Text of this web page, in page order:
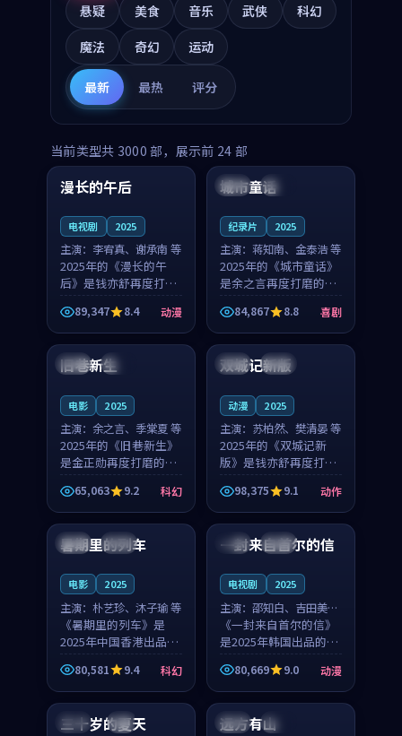
悬疑
美食 音乐 武侠
科幻
魔法
奇幻 运动
最新 最热 评分
当前类型共 3000 部，展示前 24 部
中国 高分
99:16
漫长的午后
电视剧 2025
主演： 李宥真、谢承南 等
2025年的《漫长的午
后》是钱亦舒再度打磨
的动漫佳作。中国大陆
的取景与海岛日常的氛
围相互成就，李宥真与
谢承南的对手戏自然克
制，让整部影片在悬念
89,347 8.4 动漫
美国 院线
城市童话
纪录片 2025
主演： 蒋知南、金泰浩 等
2025年的《城市童话》
是余之言再度打磨的喜
剧佳作。美国的取景与
历史战争的氛围相互成
就，蒋知南与金泰浩的
对手戏自然克制，让整
部影片在悬念与温度
84,867 8.8 喜剧
英国 完结
旧巷新生
电影 2025
主演： 余之言、季棠夏 等
2025年的《旧巷新生》
是金正勋再度打磨的科
幻佳作。英国的取景与
雨夜物语的氛围相互成
就，余之言与季棠夏的
对手戏自然克制，让整
部影片在悬念与温度
65,063 9.2 科幻
中国 独播
双城记新版
动漫 2025
主演： 苏柏然、樊清晏 等
2025年的《双城记新
版》是钱亦舒再度打磨
的动作佳作。中国大陆
的取景与沙漠探险的氛
围相互成就，苏柏然与
樊清晏的对手戏自然克
制，让整部影片在悬念
98,375 9.1 动作
中国 杜比
暑期里的列车
电影 2025
主演： 朴艺珍、沐子瑜 等
《暑期里的列车》是
2025年中国香港出品的
科幻新作，主创团队希
望用城市夜归人的故事
让观众停下来想一想。
朴艺珍领衔，沐子瑜担
任重要角色，郑书延的
80,581 9.4 科幻
韩国 热播
一封来自首尔的信
电视剧 2025
主演： 邵知白、吉田美琴
等
《一封来自首尔的信》
是2025年韩国出品的动
漫新作，主创团队希望
用高考往事的故事让观
众停下来想一想。邵知
重要角色，谢承南的
80,669 9.0 动漫
法国 4K
三十岁的夏天 法国 独播
远方有山